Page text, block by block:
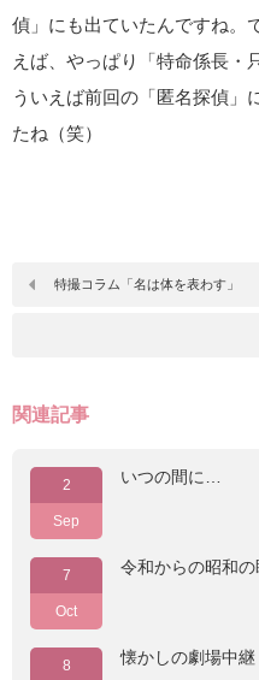
偵」にも出ていたんですね。
えば、やっぱり「特命係長・
ういえば前回の「匿名探偵」
たね（笑）
特撮コラム「名は体を表わす」
関連記事
2
Sep
いつの間に…
7
Oct
令和からの昭和の
8 懐かしの劇場中継